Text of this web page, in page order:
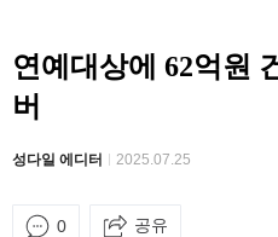
연예대상에 62억원
버
성다일 에디터 2025.07.25
0 공유